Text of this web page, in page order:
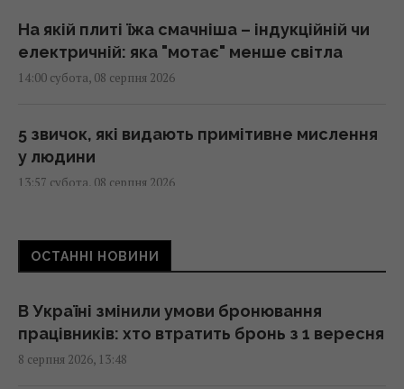
На якій плиті їжа смачніша – індукційній чи
електричній: яка "мотає" менше світла
14:00 субота, 08 серпня 2026
5 звичок, які видають примітивне мислення
у людини
13:57 субота, 08 серпня 2026
Чому коти влаштовують нічні забіги по
будинку: ветеринари пояснили таку дивну
13:53 субота, 08 серпня 2026
Експеримент розкрив, чи дійсно
ОСТАННІ НОВИНИ
В Україні змінили умови бронювання
працівників: хто втратить бронь з 1 вересня
8 серпня 2026, 13:48